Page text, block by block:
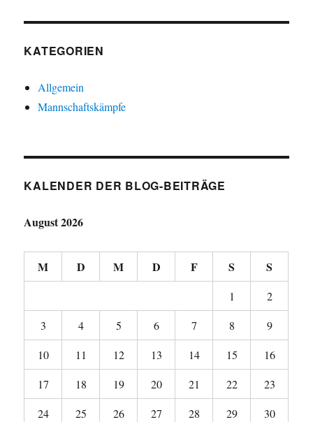
KATEGORIEN
Allgemein
Mannschaftskämpfe
KALENDER DER BLOG-BEITRÄGE
August 2026
M D M D F S S
1
2
3
4 5 6 7 8
9
10
11 12 13 14 15
16
17
18 19 20 21 22
23
24
25 26 27 28 29
30